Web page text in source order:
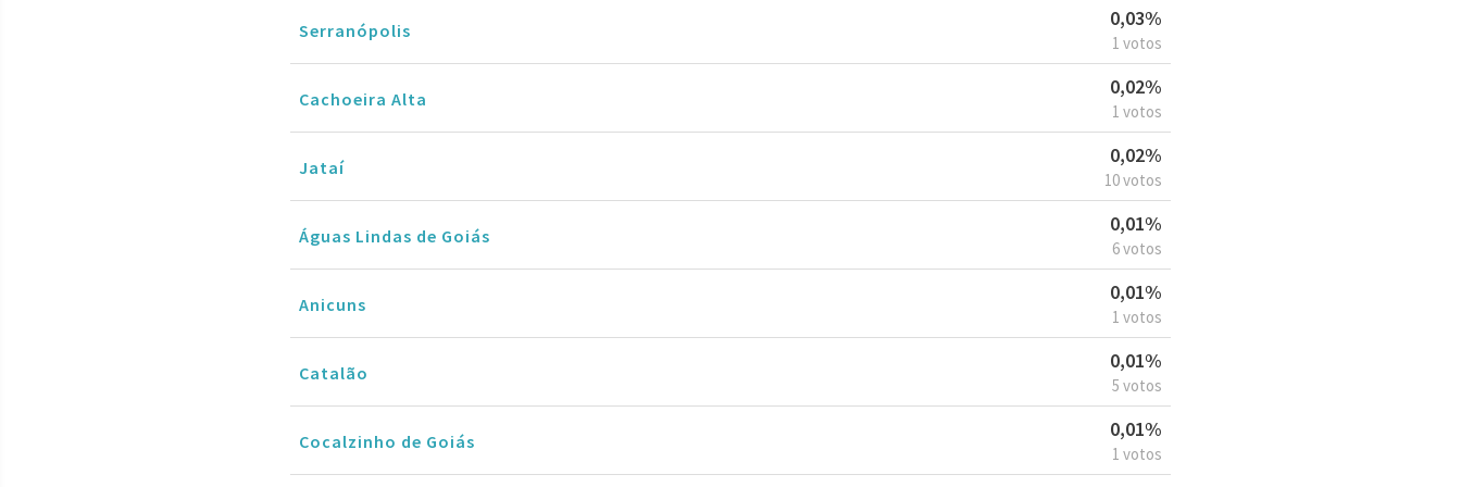
Serranópolis
0,03%
1 votos
Cachoeira Alta
0,02%
1 votos
Jataí
0,02%
10 votos
Águas Lindas de Goiás
0,01%
6 votos
Anicuns
0,01%
1 votos
Catalão
0,01%
5 votos
Cocalzinho de Goiás
0,01%
1 votos